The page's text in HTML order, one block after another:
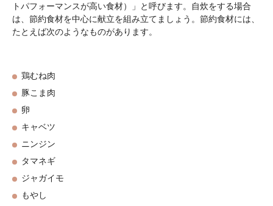
トパフォーマンスが高い食材）」と呼びます。自炊をする場合
は、節約食材を中心に献立を組み立てましょう。節約食材には、
たとえば次のようなものがあります。
鶏むね肉
豚こま肉
卵
キャベツ
ニンジン
タマネギ
ジャガイモ
もやし